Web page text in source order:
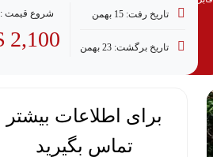
تاریخ رفت: 15 بهمن
تاریخ برگشت: 23 بهمن
شروع قیمت :
2,100 $
برای اطلاعات بیشتر
تماس بگیرید